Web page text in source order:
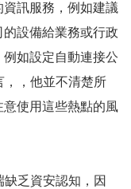
訊服務，例如建議
設備給業務或行政
如設定自動連接公
，他並不清楚所
使用這些熱點的風
乏資安認知，因